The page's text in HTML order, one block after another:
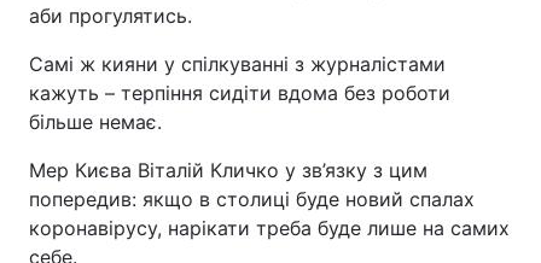
аби прогулятись.
Самі ж кияни у спілкуванні з журналістами
кажуть – терпіння сидіти вдома без роботи
більше немає.
Мер Києва Віталій Кличко у зв’язку з цим
попередив: якщо в столиці буде новий спалах
коронавірусу, нарікати треба буде лише на самих
себе.